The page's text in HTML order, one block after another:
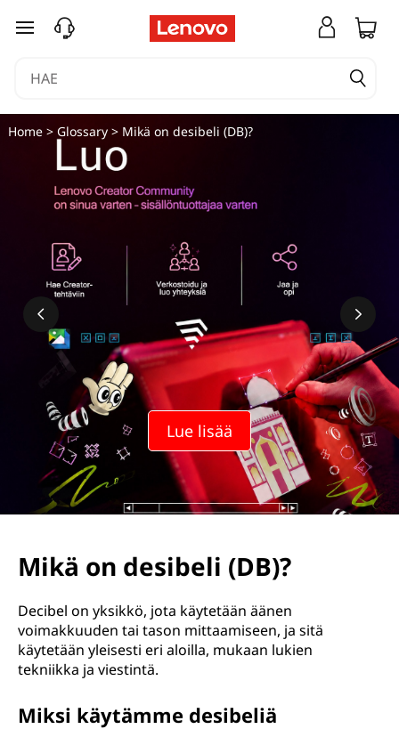
siirry pääsisältöön
Lue lisää
Home> Glossary> Mikä on desibeli (DB)?
Mikä on desibeli (DB)?
Decibel on yksikkö, jota käytetään äänen
voimakkuuden tai tason mittaamiseen, ja sitä
käytetään yleisesti eri aloilla, mukaan lukien
tekniikka ja viestintä.
Miksi käytämme desibeliä